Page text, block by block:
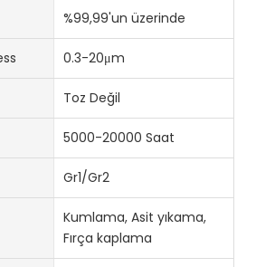
%99,99'un üzerinde
0.3-20μm
Toz Değil
5000-20000 Saat
Gr1/Gr2
Kumlama, Asit yıkama,
Fırça kaplama